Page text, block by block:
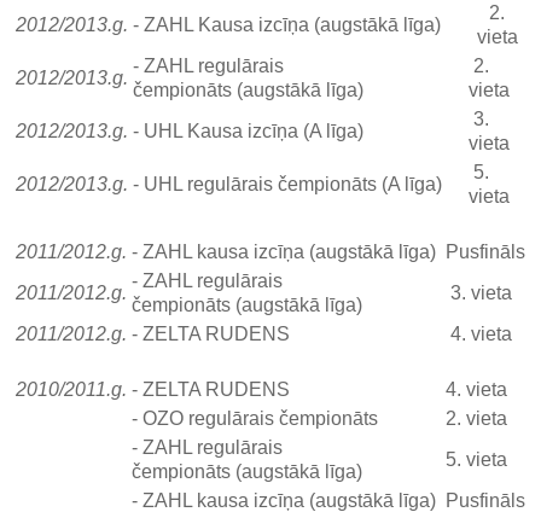
2012/2013.g. - ZAHL Kausa izcīņa (augstākā līga)
2.
vieta
2012/2013.g.
- ZAHL regulārais
čempionāts (augstākā līga)
2.
vieta
2012/2013.g. - UHL Kausa izcīņa (A līga)
3.
vieta
2012/2013.g. - UHL regulārais čempionāts (A līga)
5.
vieta
2011/2012.g. - ZAHL kausa izcīņa (augstākā līga) Pusfināls
2011/2012.g.
- ZAHL regulārais
čempionāts (augstākā līga)
3. vieta
2011/2012.g. - ZELTA RUDENS 4. vieta
2010/2011.g. - ZELTA RUDENS
4. vieta
- OZO regulārais čempionāts
2. vieta
- ZAHL regulārais
čempionāts (augstākā līga)
5. vieta
- ZAHL kausa izcīņa (augstākā līga) Pusfināls